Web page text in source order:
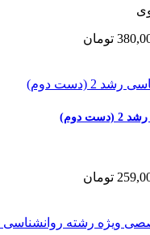
تومان
دوم)
تومان